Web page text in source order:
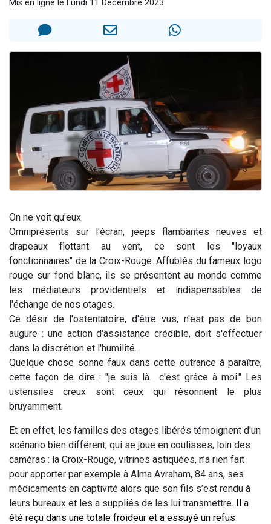
3 personnes viennent de faire un don pour Diane, 80 ans, dans un appartement insalubre
5 personnes viennent de faire un don pour Reloger Rivka, 6 enfants, victime de violences...
Mis en ligne le Lundi 11 Décembre 2023
On ne voit qu'eux.
Omniprésents sur l'écran, jeeps flambantes neuves et
drapeaux flottant au vent, ce sont les "loyaux
fonctionnaires" de la Croix-Rouge. Affublés du fameux logo
rouge sur fond blanc, ils se présentent au monde comme
les médiateurs providentiels et indispensables de
l'échange de nos otages.
Ce désir de l'ostentatoire, d'être vus, n'est pas de bon
augure : une action d'assistance crédible, doit s'effectuer
dans la discrétion et l'humilité.
Quelque chose sonne faux dans cette outrance à paraître,
cette façon de dire : "je suis là... c'est grâce à moi." Les
ustensiles creux sont ceux qui résonnent le plus
bruyamment.
Et en effet, les familles des otages libérés témoignent d'un
scénario bien différent, qui se joue en coulisses, loin des
caméras : la Croix-Rouge, vitrines astiquées, n’a rien fait
pour apporter par exemple à Alma Avraham, 84 ans, ses
médicaments en captivité alors que son fils s’est rendu à
leurs bureaux et les a suppliés de les lui transmettre. Il a
été reçu dans une totale froideur et a essuyé un refus